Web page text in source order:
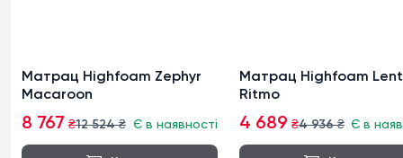
Матрац Highfoam Zephyr
Macaroon
8 767 ₴12 524₴ Є в наявності
Матрац Highfoam
Ritmo
4 689 ₴4 936₴ Є в